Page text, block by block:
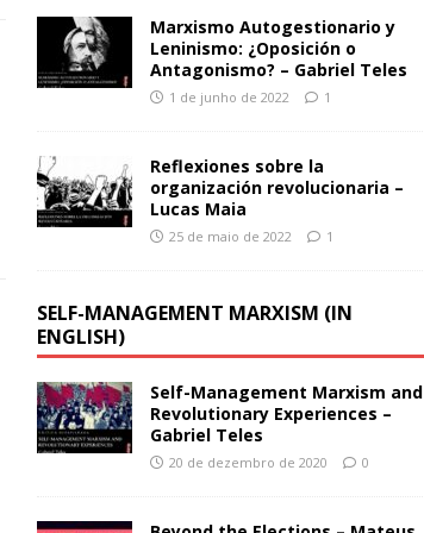
Marxismo Autogestionario y
Leninismo: ¿Oposición o
Antagonismo? – Gabriel Teles
1 de junho de 2022 1
Reflexiones sobre la
organización revolucionaria –
Lucas Maia
25 de maio de 2022 1
SELF-MANAGEMENT MARXISM (IN
ENGLISH)
Self-Management Marxism and
Revolutionary Experiences –
Gabriel Teles
20 de dezembro de 2020 0